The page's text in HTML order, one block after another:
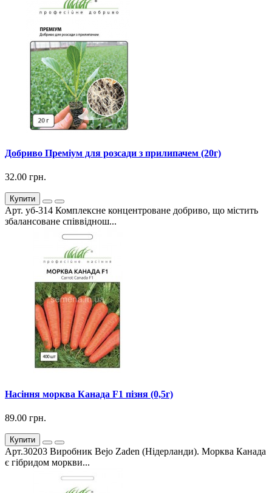
Добриво Преміум для розсади з прилипачем (20г)
32.00 грн.
Купити
Арт. уб-314 Комплексне концентроване добриво, що містить
збалансоване співвіднош...
Насіння морква Канада F1 пізня (0,5г)
89.00 грн.
Купити
Арт.30203 Виробник Bejo Zaden (Нідерланди). Морква Канада
є гібридом моркви...